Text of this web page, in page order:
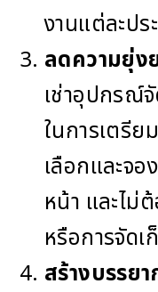
งานแต่ละปร
ลดความยุ่ง
เช่าอุปกรณ์
ในการเตรีย
เลือกและจ
หน้า และไม่
หรือการจัด
สร้างบรรย